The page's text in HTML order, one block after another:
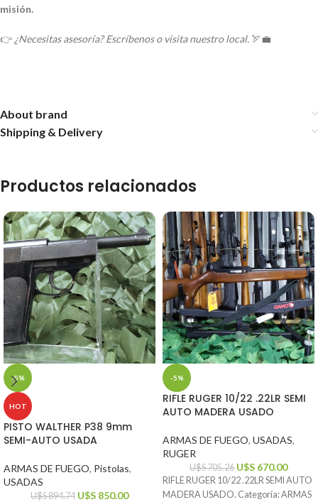
misión.
👉 ¿Necesitas asesoría? Escríbenos o visita nuestro local. 🏹💼
About brand
Shipping & Delivery
Productos relacionados
-5%
HOT
PISTO WALTHER P38 9mm
SEMI-AUTO USADA
ARMAS DE FUEGO, Pistolas,
USADAS
U$S894.74 U$S 850.00
-5%
RIFLE RUGER 10/22 .22LR SEMI
AUTO MADERA USADO
ARMAS DE FUEGO, USADAS,
RUGER
U$S705.26 U$S 670.00
RIFLE RUGER 10/22 .22LR SEMI AUTO
MADERA USADO. Categoría: ARMAS